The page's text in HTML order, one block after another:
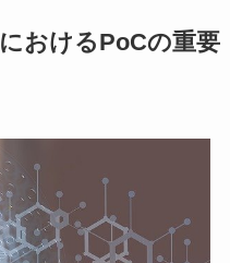
おけるPoCの重要